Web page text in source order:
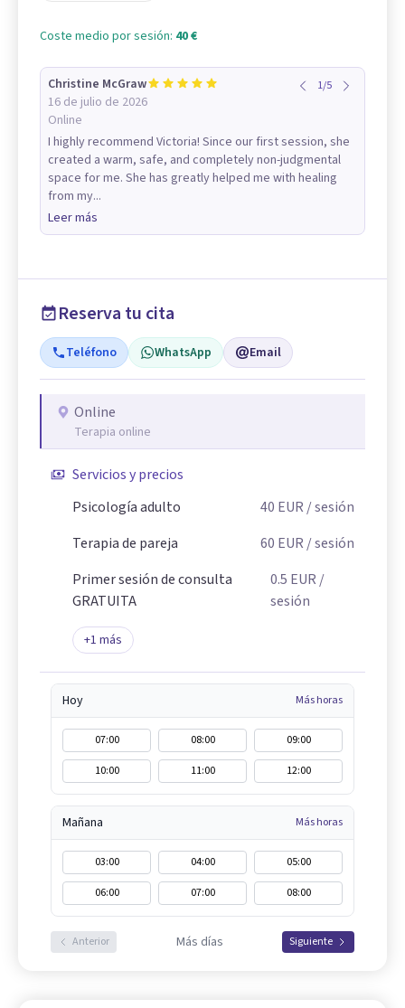
Coste medio por sesión: 40 €
Christine McGraw
16 de julio de 2026
Online
1/5
I highly recommend Victoria! Since our first session, she
created a warm, safe, and completely non-judgmental
space for me. She has greatly helped me with healing
from my...
Leer más
Reserva tu cita
Teléfono WhatsApp Email
Online
Terapia online
Servicios y precios
Psicología adulto
40 EUR / sesión
Terapia de pareja
60 EUR / sesión
Primer sesión de consulta
GRATUITA
0.5 EUR /
sesión
+1 más
Hoy Más horas
07:00 08:00
09:00
10:00
11:00 12:00
Mañana Más horas
03:00 04:00
05:00
06:00
07:00 08:00
Anterior Más días Siguiente